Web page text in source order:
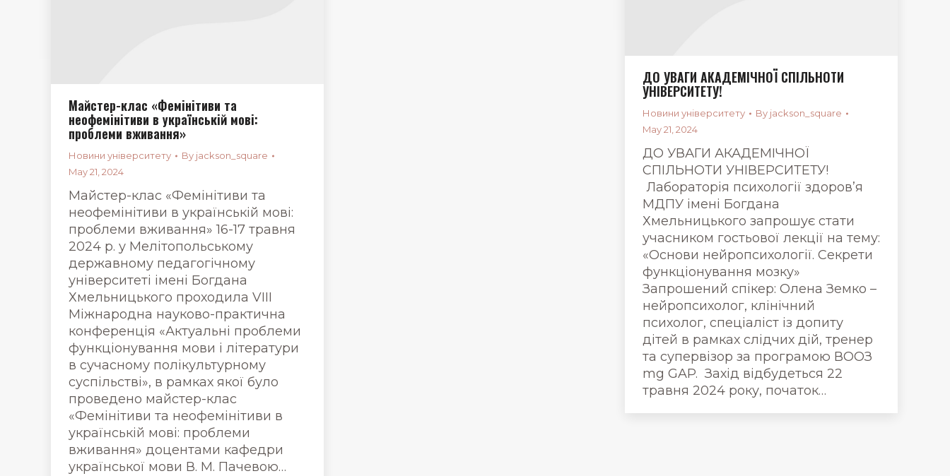
ДО УВАГИ АКАДЕМІЧНОЇ СПІЛЬНОТИ
УНІВЕРСИТЕТУ!
Новини університету By jackson_square
May 21, 2024
ДО УВАГИ АКАДЕМІЧНОЇ
СПІЛЬНОТИ УНІВЕРСИТЕТУ!
Лабораторія психології здоровʼя
МДПУ імені Богдана
Хмельницького запрошує стати
учасником гостьової лекції на тему:
«Основи нейропсихології. Секрети
функціонування мозку»
Запрошений спікер: Олена Земко –
нейропсихолог, клінічний
психолог, спеціаліст із допиту
дітей в рамках слідчих дій, тренер
та супервізор за програмою ВООЗ
mg GAP. Захід відбудеться 22
травня 2024 року, початок…
Майстер-клас «Фемінітиви та
неофемінітиви в українській мові:
проблеми вживання»
Новини університету By jackson_square
May 21, 2024
Майстер-клас «Фемінітиви та
неофемінітиви в українській мові:
проблеми вживання» 16-17 травня
2024 р. у Мелітопольському
державному педагогічному
університеті імені Богдана
Хмельницького проходила VІІІ
Міжнародна науково-практична
конференція «Актуальні проблеми
функціонування мови і літератури
в сучасному полікультурному
суспільстві», в рамках якої було
проведено майстер-клас
«Фемінітиви та неофемінітиви в
українській мові: проблеми
вживання» доцентами кафедри
української мови В. М. Пачевою…